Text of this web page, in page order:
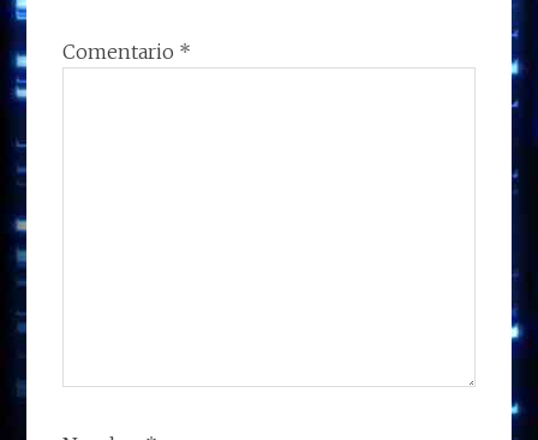
Comentario *